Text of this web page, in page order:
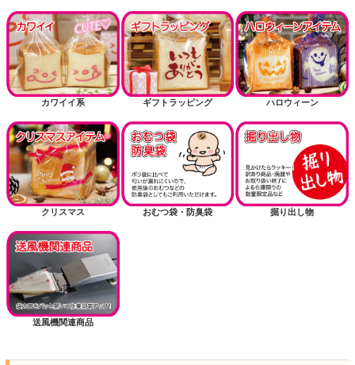
カワイイ系 ギフトラッピング ハロウィーン
クリスマス おむつ袋・防臭袋 掘り出し物
送風機関連商品